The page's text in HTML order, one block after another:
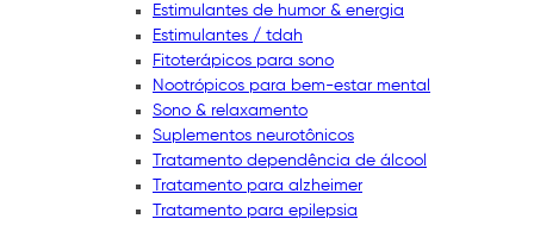
Estimulantes de humor & energia
Estimulantes / tdah
Fitoterápicos para sono
Nootrópicos para bem-estar mental
Sono & relaxamento
Suplementos neurotônicos
Tratamento dependência de álcool
Tratamento para alzheimer
Tratamento para epilepsia